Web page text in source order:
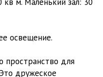
освещение.
пространство для
дружеское